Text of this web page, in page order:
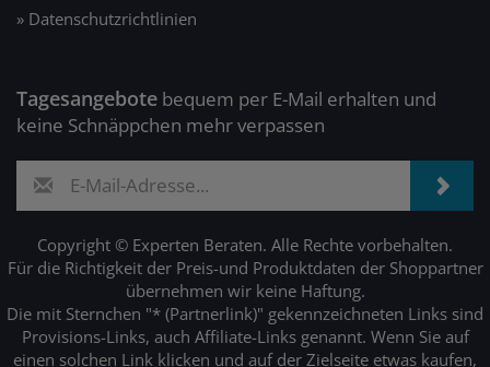
» Datenschutzrichtlinien
Tagesangebote bequem per E-Mail erhalten und
keine Schnäppchen mehr verpassen
Copyright © Experten Beraten. Alle Rechte vorbehalten.
Für die Richtigkeit der Preis-und Produktdaten der Shoppartner
übernehmen wir keine Haftung.
Die mit Sternchen "* (Partnerlink)" gekennzeichneten Links sind
Provisions-Links, auch Affiliate-Links genannt. Wenn Sie auf
einen solchen Link klicken und auf der Zielseite etwas kaufen,